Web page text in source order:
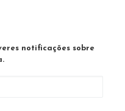
notificações sobre